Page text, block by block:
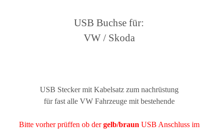
USB Buchse für:
VW / Skoda
USB Stecker mit Kabelsatz zum nachrüstung
für fast alle VW Fahrzeuge mit bestehende
Bitte vorher prüffen ob dergelb/braun USB Anschluss im